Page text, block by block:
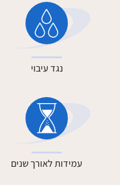
נגד עיבוי
עמידות לאורך שנים